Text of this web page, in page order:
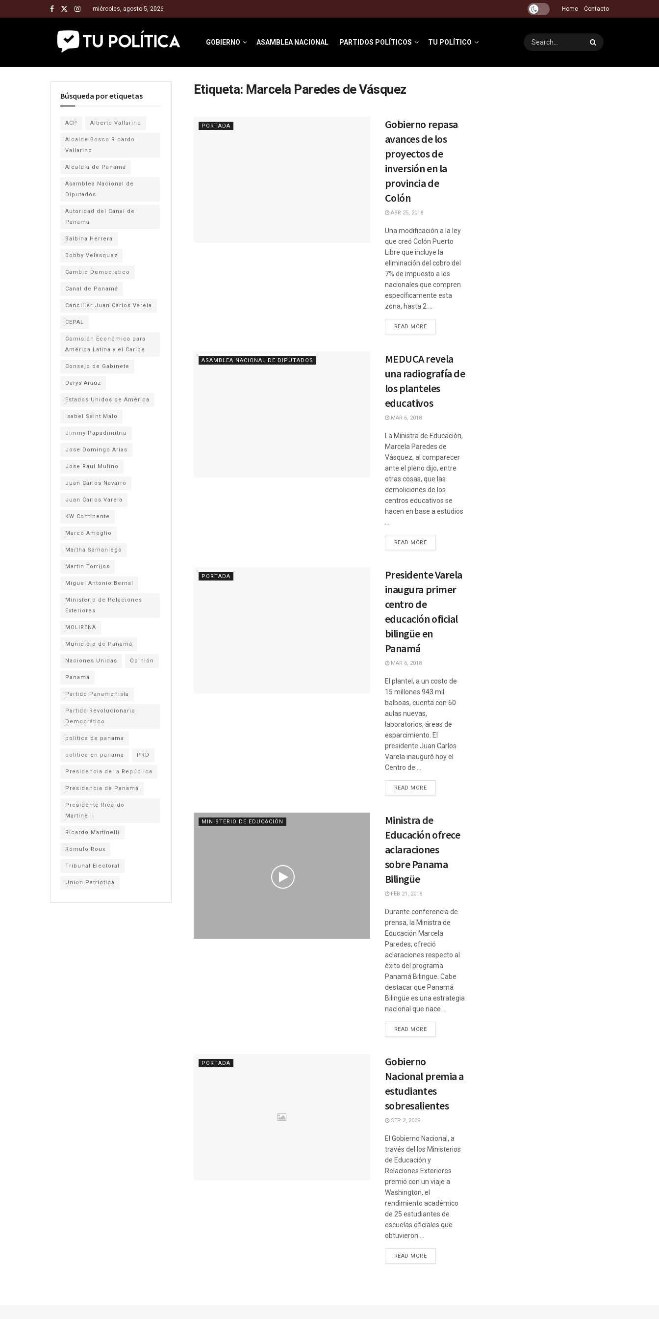
miércoles, agosto 5, 2026 Home Contacto
GOBIERNO ASAMBLEA NACIONAL PARTIDOS POLÍTICOS TU POLÍTICO
Etiqueta: Marcela Paredes de Vásquez
PORTADA
Gobierno repasa
avances de los
proyectos de
inversión en la
provincia de
Colón
ABR 25, 2018
Una modificación a la ley
que creó Colón Puerto
Libre que incluye la
eliminación del cobro del
7% de impuesto a los
nacionales que compren
específicamente esta
zona, hasta 2 ...
READ MORE
ASAMBLEA NACIONAL DE DIPUTADOS
MEDUCA revela
una radiografía de
los planteles
educativos
MAR 6, 2018
La Ministra de Educación,
Marcela Paredes de
Vásquez, al comparecer
ante el pleno dijo, entre
otras cosas, que las
demoliciones de los
centros educativos se
hacen en base a estudios
READ MORE
PORTADA
Presidente Varela
inaugura primer
centro de
educación oficial
bilingüe en
Panamá
MAR 6, 2018
El plantel, a un costo de
15 millones 943 mil
balboas, cuenta con 60
aulas nuevas,
laboratorios, áreas de
esparcimiento. El
presidente Juan Carlos
Varela inauguró hoy el
Centro de ...
READ MORE
MINISTERIO DE EDUCACIÓN
Ministra de
Educación ofrece
aclaraciones
sobre Panama
Bilingüe
FEB 21, 2018
Durante conferencia de
prensa, la Ministra de
Educación Marcela
Paredes, ofreció
aclaraciones respecto al
éxito del programa
Panamá Bilingue. Cabe
destacar que Panamá
Bilingüe es una estrategia
nacional que nace ...
READ MORE
PORTADA
Gobierno
Nacional premia a
estudiantes
sobresalientes
SEP 2, 2009
El Gobierno Nacional, a
través del los Ministerios
de Educación y
Relaciones Exteriores
premió con un viaje a
Washington, el
rendimiento académico
de 25 estudiantes de
escuelas oficiales que
obtuvieron ...
READ MORE
Búsqueda por etiquetas
ACP Alberto Vallarino
Alcalde Bosco Ricardo
Vallarino
Alcaldía de Panamá
Asamblea Nacional de
Diputados
Autoridad del Canal de
Panama
Balbina Herrera
Bobby Velasquez
Cambio Democratico
Canal de Panamá
Canciller Juan Carlos Varela
CEPAL
Comisión Económica para
América Latina y el Caribe
Consejo de Gabinete
Darys Araúz
Estados Unidos de América
Isabel Saint Malo
Jimmy Papadimitriu
Jose Domingo Arias
Jose Raul Mulino
Juan Carlos Navarro
Juan Carlos Varela
KW Continente
Marco Ameglio
Martha Samaniego
Martin Torrijos
Miguel Antonio Bernal
Ministerio de Relaciones
Exteriores
MOLIRENA
Municipio de Panamá
Naciones Unidas Opinión
Panamá
Partido Panameñista
Partido Revolucionario
Democrático
politica de panama
politica en panama PRD
Presidencia de la República
Presidencia de Panamá
Presidente Ricardo
Martinelli
Ricardo Martinelli
Rómulo Roux
Tribunal Electoral
Union Patriotica